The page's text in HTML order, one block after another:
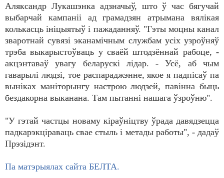
Аляксандр Лукашэнка адзначыў, што ў час бягучай
выбарчай кампаніі ад грамадзян атрымана вялікая
колькасць ініцыятыў і пажаданняў. "Гэты моцны канал
зваротнай сувязі эканамічным службам усіх узроўняў
трэба выкарыстоўваць у сваёй штодзённай рабоце, -
акцэнтаваў увагу беларускі лідар. - Усё, аб чым
гаварылі людзі, тое распараджэнне, якое я падпісаў па
выніках маніторынгу настрою людзей, павінна быць
бездакорна выканана. Там пытанні нашага ўзроўню".
"У гэтай частцы новаму кіраўніцтву ўрада давядзецца
падкарэкціраваць свае стыль і метады работы", - дадаў
Прэзідэнт.
Па матэрыялах сайта БЕЛТА.